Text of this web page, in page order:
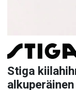
Stiga
alkuperäinen